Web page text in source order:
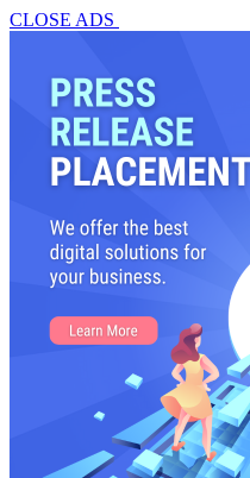
CLOSE ADS